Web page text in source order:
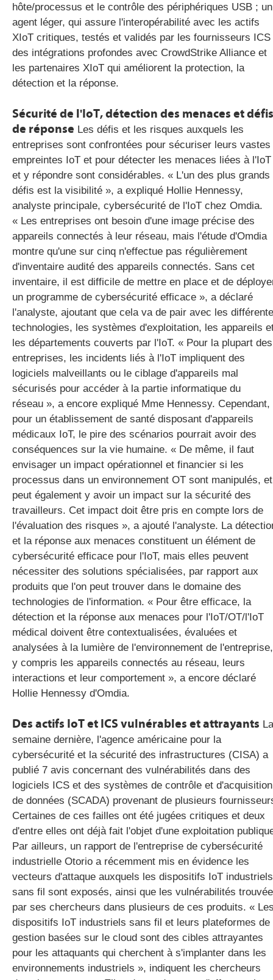
hôte/processus et le contrôle des périphériques USB ; un
agent léger, qui assure l'interopérabilité avec les actifs
XIoT critiques, testés et validés par les fournisseurs ICS
des intégrations profondes avec CrowdStrike Alliance et
les partenaires XIoT qui améliorent la protection, la
détection et la réponse.
Sécurité de l'IoT, détection des menaces et défis
de réponse Les défis et les risques auxquels les
entreprises sont confrontées pour sécuriser leurs vastes
empreintes IoT et pour détecter les menaces liées à l'IoT
et y répondre sont considérables. « L'un des plus grands
défis est la visibilité », a expliqué Hollie Hennessy,
analyste principale, cybersécurité de l'IoT chez Omdia.
« Les entreprises ont besoin d'une image précise des
appareils connectés à leur réseau, mais l'étude d'Omdia
montre qu'une sur cinq n'effectue pas régulièrement
d'inventaire audité des appareils connectés. Sans cet
inventaire, il est difficile de mettre en place et de
un programme de cybersécurité efficace », a déclaré
l'analyste, ajoutant que cela va de pair avec les
technologies, les systèmes d'exploitation, les appareils
les départements couverts par l'IoT. « Pour la plupart des
entreprises, les incidents liés à l'IoT impliquent des
logiciels malveillants ou le ciblage d'appareils mal
sécurisés pour accéder à la partie informatique du
réseau », a encore expliqué Mme Hennessy. Cependant,
pour un établissement de santé disposant d'appareils
médicaux IoT, le pire des scénarios pourrait avoir des
conséquences sur la vie humaine. « De même, il faut
envisager un impact opérationnel et financier si les
processus dans un environnement OT sont manipulés,
peut également y avoir un impact sur la sécurité des
travailleurs. Cet impact doit être pris en compte lors de
l'évaluation des risques », a ajouté l'analyste. La
et la réponse aux menaces constituent un élément de
cybersécurité efficace pour l'IoT, mais elles peuvent
nécessiter des solutions spécialisées, par rapport aux
produits que l'on peut trouver dans le domaine des
technologies de l'information. « Pour être efficace, la
détection et la réponse aux menaces pour l'IoT/OT/l'IoT
médical doivent être contextualisées, évaluées et
analysées à la lumière de l'environnement de l'entreprise,
y compris les appareils connectés au réseau, leurs
interactions et leur comportement », a encore déclaré
Hollie Hennessy d'Omdia.
Des actifs IoT et ICS vulnérables et attrayants La
semaine dernière, l'agence américaine pour la
cybersécurité et la sécurité des infrastructures (CISA) a
publié 7 avis concernant des vulnérabilités dans des
logiciels ICS et des systèmes de contrôle et d'acquisition
de données (SCADA) provenant de plusieurs
Certaines de ces failles ont été jugées critiques et deux
d'entre elles ont déjà fait l'objet d'une exploitation
Par ailleurs, un rapport de l'entreprise de cybersécurité
industrielle Otorio a récemment mis en évidence les
vecteurs d'attaque auxquels les dispositifs IoT industriels
sans fil sont exposés, ainsi que les vulnérabilités
par ses chercheurs dans plusieurs de ces produits. «
dispositifs IoT industriels sans fil et leurs plateformes de
gestion basées sur le cloud sont des cibles attrayantes
pour les attaquants qui cherchent à s'implanter dans les
environnements industriels », indiquent les chercheurs